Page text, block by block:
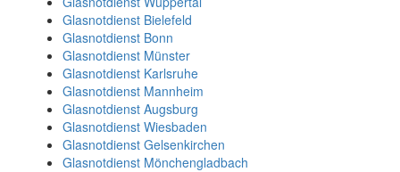
Glasnotdienst Bielefeld
Glasnotdienst Bonn
Glasnotdienst Münster
Glasnotdienst Karlsruhe
Glasnotdienst Mannheim
Glasnotdienst Augsburg
Glasnotdienst Wiesbaden
Glasnotdienst Gelsenkirchen
Glasnotdienst Mönchengladbach